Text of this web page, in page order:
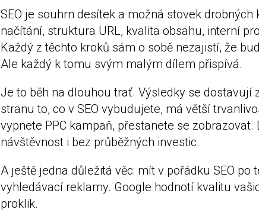
SEO je souhrn desítek a možná stovek
načítání, struktura URL, kvalita obsahu, interní
Každý z těchto kroků sám o sobě nezajistí, že
Ale každý k tomu svým malým dílem přispívá.
Je to běh na dlouhou trať. Výsledky se dostavují
stranu to, co v SEO vybudujete, má větší
vypnete PPC kampaň, přestanete se
návštěvnost i bez průběžných investic.
A ještě jedna důležitá věc: mít v pořádku SEO
vyhledávací reklamy. Google hodnotí kvalitu
proklik.